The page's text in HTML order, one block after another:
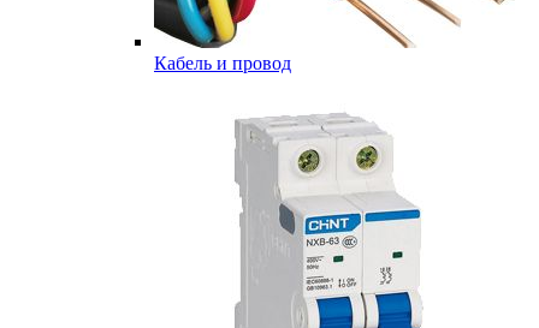
Кабель и провод